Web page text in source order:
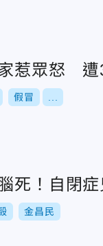
惹眾怒 遭
假冒
死！自閉
金昌民